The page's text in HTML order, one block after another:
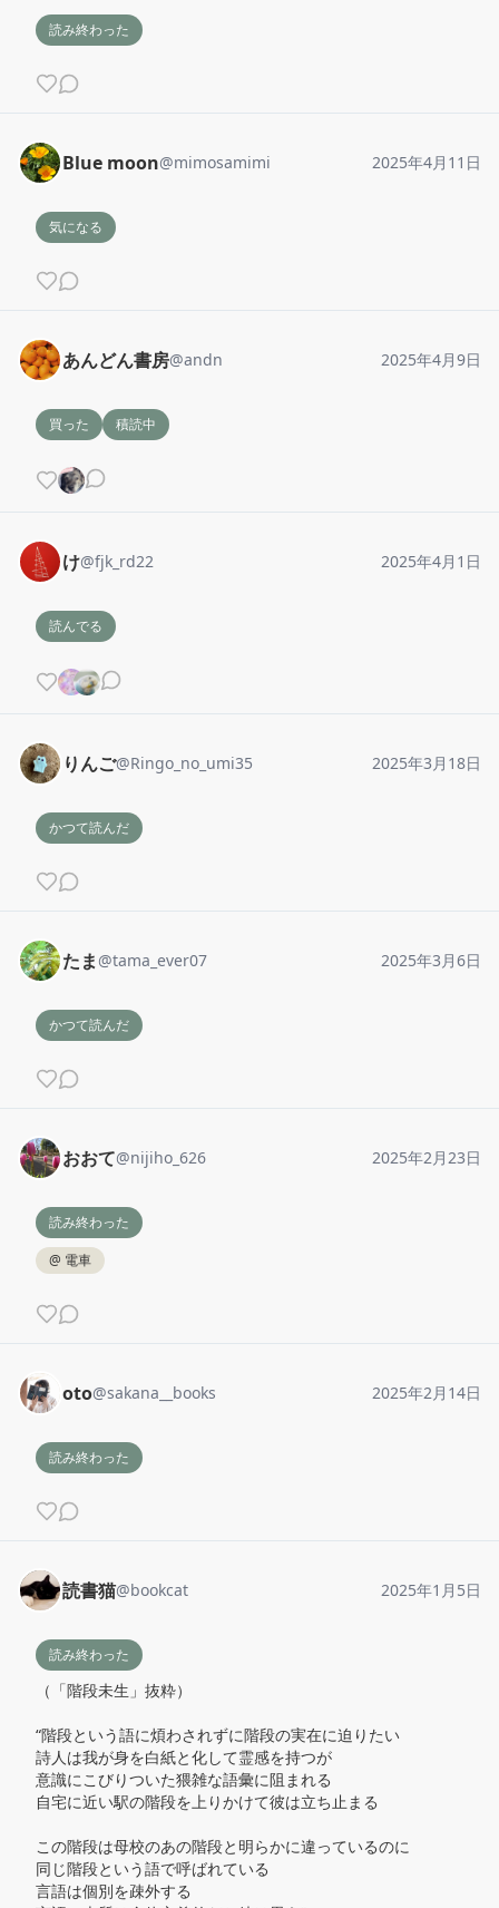
読み終わった
Blue moon@mimosamimi 2025年4月11日
気になる
あんどん書房@andn 2025年4月9日
買った 積読中
け@fjk_rd22 2025年4月1日
読んでる
りんご@Ringo_no_umi35 2025年3月18日
かつて読んだ
たま@tama_ever07 2025年3月6日
かつて読んだ
おおて@nijiho_626 2025年2月23日
読み終わった
@ 電車
oto@sakana__books 2025年2月14日
読み終わった
読書猫@bookcat 2025年1月5日
読み終わった
（「階段未生」抜粋）
“階段という語に煩わされずに階段の実在に迫りたい
詩人は我が身を白紙と化して霊感を持つが
意識にこびりついた猥雑な語彙に阻まれる
自宅に近い駅の階段を上りかけて彼は立ち止まる
この階段は母校のあの階段と明らかに違っているのに
同じ階段という語で呼ばれている
言語は個別を疎外する